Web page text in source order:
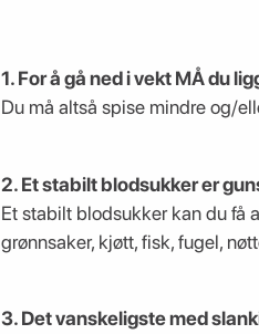
1. For å gå ned i vekt MÅ du
Du må altså spise mindre og/
2. Et stabilt blodsukker er
Et stabilt blodsukker kan du få
grønnsaker, kjøtt, fisk, fugel,
3. Det vanskeligste med